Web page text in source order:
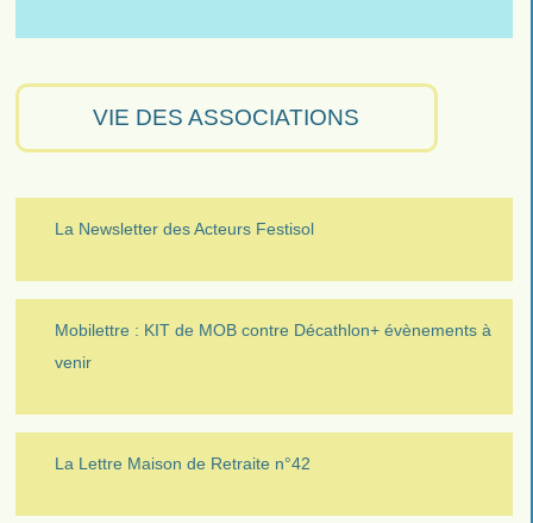
VIE DES ASSOCIATIONS
La Newsletter des Acteurs Festisol
Mobilettre : KIT de MOB contre Décathlon+ évènements à
venir
La Lettre Maison de Retraite n°42